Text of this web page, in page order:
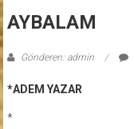
Etkili
Dergisi
AYBALAM
Gönderen: admin
*ADEM YAZAR
*